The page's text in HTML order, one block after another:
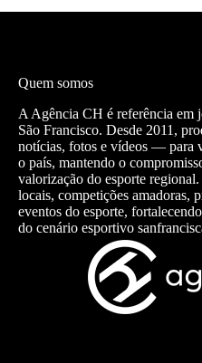
Quem somos
A Agência CH é referência em
São Francisco. Desde 2011,
notícias, fotos e vídeos — para
o país, mantendo o
valorização do esporte
locais, competições amadoras,
eventos do esporte,
do cenário esportivo